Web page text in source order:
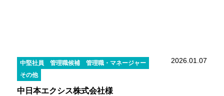
中堅社員 管理職候補
管理職・マネージャー
その他
2026.01.07
中日本エクシス株式会社様